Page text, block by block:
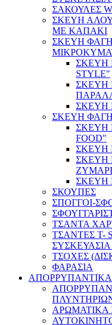
ΣΑΚΟΥΛΕΣ
ΣΚΕΥΗ
ΜΕ ΚΑΠΑΚΙ
ΣΚΕΥΗ
ΣΚΕΥΗ
STYLE"
ΣΚΕΥΗ
ΣΚΕΥΗ
ΣΚΕΥΗ
ΣΚΕΥΗ
FOOD"
ΣΚΕΥΗ
ΣΚΕΥΗ
ΣΚΕΥΗ
ΣΚΟΥΠΕΣ
ΣΠΟΓΓΟΙ-
ΤΣΑΝΤΑ
ΤΣΑΝΤΕΣ T-
ΣΥΣΚΕΥΑΣΙΑ
ΤΣΟΧΕΣ
ΦΑΡΑΣΙΑ
ΑΠΟΡΡΥΠΑΝΤΙΚΑ
ΑΡΩΜΑΤΙΚΑ